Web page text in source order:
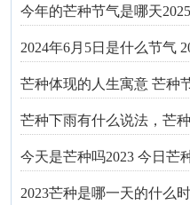
今年的芒种节气是哪天2025
今天是芒种吗2023 今日芒
2023芒种是哪一天的什么